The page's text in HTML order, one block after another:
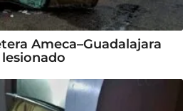
Ameca–Guadalajara